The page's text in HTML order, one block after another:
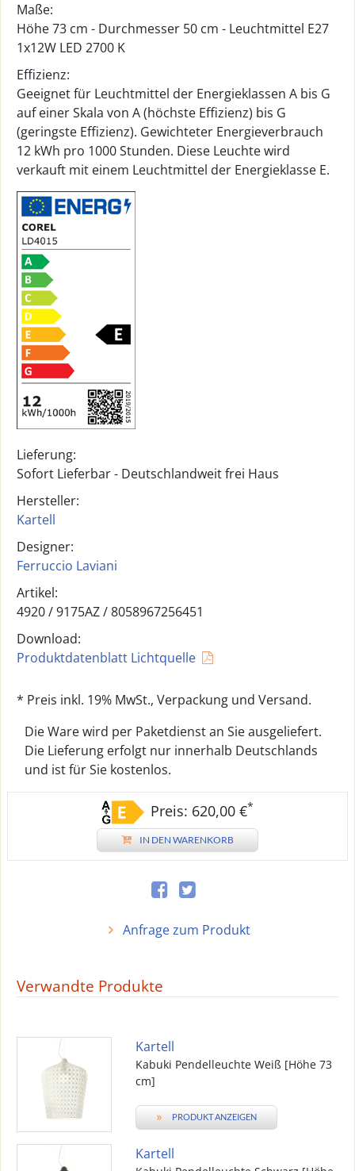
Maße:
Höhe 73 cm - Durchmesser 50 cm - Leuchtmittel E27
1x12W LED 2700 K
Effizienz:
Geeignet für Leuchtmittel der Energieklassen A bis G
auf einer Skala von A (höchste Effizienz) bis G
(geringste Effizienz). Gewichteter Energieverbrauch
12 kWh pro 1000 Stunden. Diese Leuchte wird
verkauft mit einem Leuchtmittel der Energieklasse E.
Lieferung:
Sofort Lieferbar - Deutschlandweit frei Haus
Hersteller:
Kartell
Designer:
Ferruccio Laviani
Artikel:
4920 /9175AZ/8058967256451
Download:
Produktdatenblatt Lichtquelle
* Preis inkl. 19% MwSt., Verpackung und Versand.
Die Ware wird per Paketdienst an Sie ausgeliefert.
Die Lieferung erfolgt nur innerhalb Deutschlands
und ist für Sie kostenlos.
Preis: 620,00 €*
IN DEN WARENKORB
Anfrage zum Produkt
Verwandte Produkte
Kartell
Kabuki Pendelleuchte Weiß [Höhe 73
cm]
» PRODUKT ANZEIGEN
Kartell